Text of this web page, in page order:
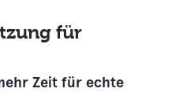
für
Zeit für echte